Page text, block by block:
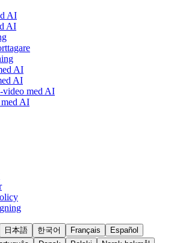
AI
AI
AI
AI
video med AI
AI
日本語 한국어 Français
Español